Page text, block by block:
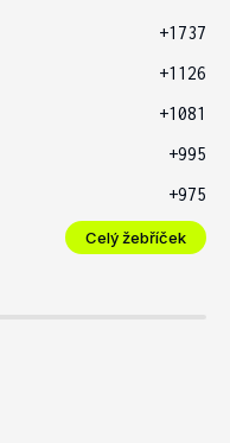
+1737
+1126
+1081
+995
+975
Celý žebříček